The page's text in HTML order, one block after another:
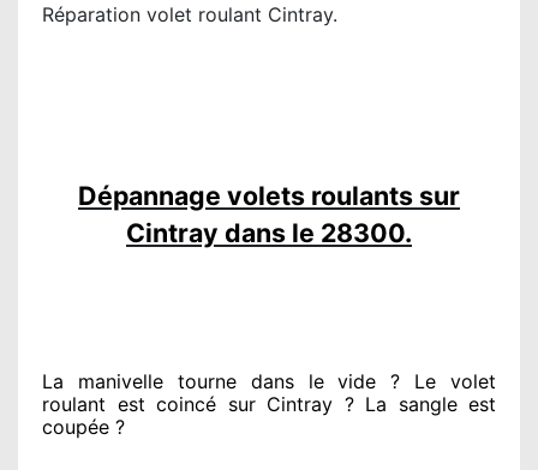
Réparation volet roulant Cintray.
Dépannage volets roulants sur
Cintray dans le 28300.
La manivelle tourne dans le vide ? Le volet
roulant est coincé sur Cintray ? La sangle est
coupée ?